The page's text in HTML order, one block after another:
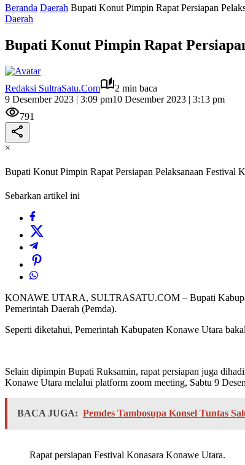
Beranda Daerah Bupati Konut Pimpin Rapat Persiapan
Daerah
Bupati Konut Pimpin Rapat
Redaksi SultraSatu.Com
2 min baca
9 Desember 2023 | 3:09 pm10 Desember 2023 | 3:13 pm
791
×
Bupati Konut Pimpin Rapat Persiapan Pelaksanaan Festival
Sebarkan artikel ini
KONAWE UTARA, SULTRASATU.COM – Bupati
Pemerintah Daerah (Pemda).
Seperti diketahui, Pemerintah Kabupaten Konawe Utara
Selain dipimpin Bupati Ruksamin, rapat persiapan juga
Konawe Utara melalui platform zoom meeting, Sabtu 9
BACA JUGA: Pemdes Tambosupa Konsel Tuntas
Rapat persiapan Festival Konasara Konawe Utara.